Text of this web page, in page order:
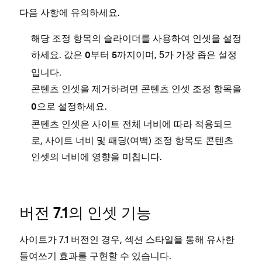
다음 사항에 유의하세요.
해당 조정 항목의 슬라이더를 사용하여 인셋을 설정
하세요. 값은 0부터 5까지이며, 5가 가장 좁은 설정
입니다.
콘텐츠 인셋을 제거하려면 콘텐츠 인셋 조정 항목을
0으로 설정하세요.
콘텐츠 인셋은 사이트 전체 너비에 따라 적용되므
로, 사이트 너비 및 패딩(여백) 조정 항목도 콘텐츠
인셋의 너비에 영향을 미칩니다.
버전 7.1의 인셋 기능
사이트가 7.1 버전인 경우, 섹션 스타일을 통해 유사한
들여쓰기 효과를 구현할 수 있습니다.